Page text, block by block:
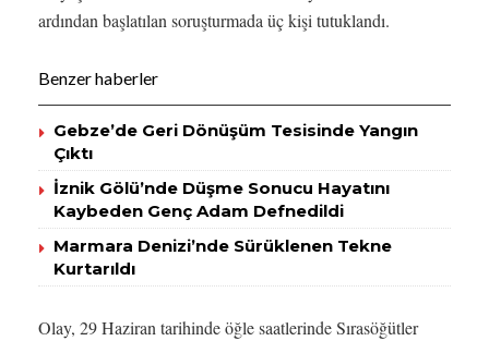
ardından başlatılan soruşturmada üç kişi tutuklandı.
Benzer haberler
Gebze’de Geri Dönüşüm Tesisinde Yangın
Çıktı
İznik Gölü’nde Düşme Sonucu Hayatını
Kaybeden Genç Adam Defnedildi
Marmara Denizi’nde Sürüklenen Tekne
Kurtarıldı
Olay, 29 Haziran tarihinde öğle saatlerinde Sırasöğütler